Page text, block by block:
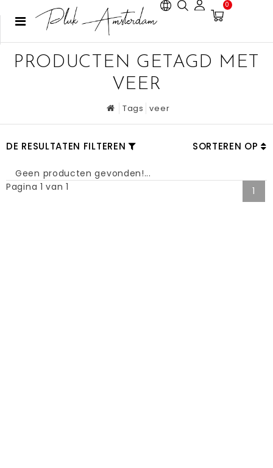
0
PRODUCTEN GETAGD MET
VEER
Tags veer
DE RESULTATEN FILTEREN SORTEREN OP
Geen producten gevonden!...
Pagina 1 van 1
1